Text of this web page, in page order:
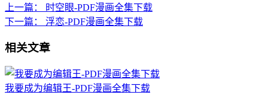
上一篇：
时空眼-PDF漫画全集下载
下一篇：
浮恋-PDF漫画全集下载
相关文章
我要成为编辑王-PDF漫画全集下载